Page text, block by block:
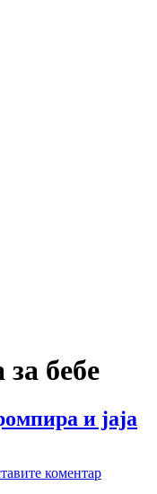
бебе
и јаја
коментар